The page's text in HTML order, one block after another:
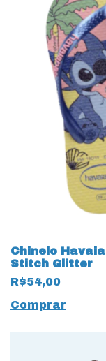
Chinelo
Stitch Glitter
R$54,00
Comprar